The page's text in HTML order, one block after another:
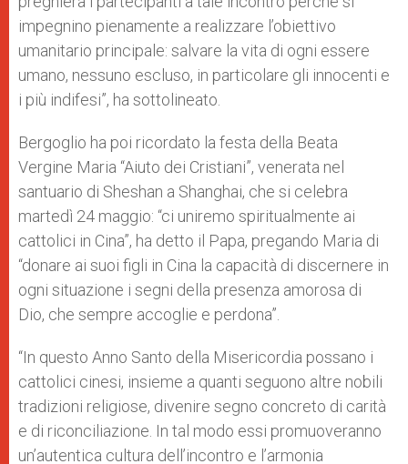
impegnino pienamente a realizzare l’obiettivo
umanitario principale: salvare la vita di ogni essere
umano, nessuno escluso, in particolare gli innocenti e
i più indifesi”, ha sottolineato.
Bergoglio ha poi ricordato la festa della Beata
Vergine Maria “Aiuto dei Cristiani”, venerata nel
santuario di Sheshan a Shanghai, che si celebra
martedì 24 maggio: “ci uniremo spiritualmente ai
cattolici in Cina”, ha detto il Papa, pregando Maria di
“donare ai suoi figli in Cina la capacità di discernere in
ogni situazione i segni della presenza amorosa di
Dio, che sempre accoglie e perdona”.
“In questo Anno Santo della Misericordia possano i
cattolici cinesi, insieme a quanti seguono altre nobili
tradizioni religiose, divenire segno concreto di carità
e di riconciliazione. In tal modo essi promuoveranno
un’autentica cultura dell’incontro e l’armonia